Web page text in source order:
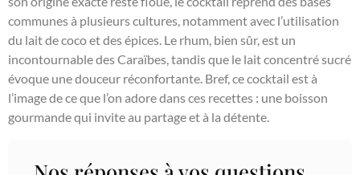
communes à plusieurs cultures, notamment avec l’utilisation
du lait de coco et des épices. Le rhum, bien sûr, est un
incontournable des Caraïbes, tandis que le lait concentré sucré
évoque une douceur réconfortante. Bref, ce cocktail est à
l’image de ce que l’on adore dans ces recettes : une boisson
gourmande qui invite au partage et à la détente.